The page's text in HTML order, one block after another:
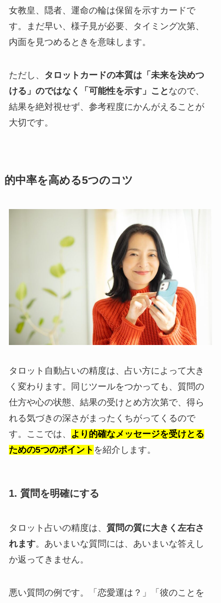
女教皇、隠者、運命の輪は保留を示すカードで
す。まだ早い、様子見が必要、タイミング次第、
内面を見つめるときを意味します。
ただし、
タロットカードの本質は「未来を決めつ
ける」のではなく「可能性を示す」こと なので、
結果を絶対視せず、参考程度にかんがえることが
大切です。
的中率を高める5つのコツ
タロット自動占いの精度は、占い方によって大き
く変わります。同じツールをつかっても、質問の
仕方や心の状態、結果の受けとめ方次第で、得ら
れる気づきの深さがまったくちがってくるので
す。ここでは、
より的確なメッセージを受けとる
ための5つのポイント を紹介します。
1. 質問を明確にする
タロット占いの精度は、 質問の質に大きく左右さ
れます。あいまいな質問には、あいまいな答えし
か返ってきません。
悪い質問の例です。「恋愛運は？」「彼のことを